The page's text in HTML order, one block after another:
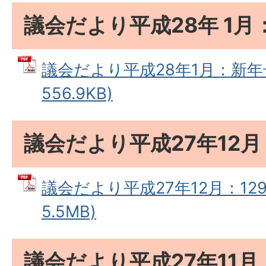
議会だより平成28年 1月
議会だより平成28年1月：新
556.9KB)
議会だより平成27年12
議会だより平成27年12月：
5.5MB)